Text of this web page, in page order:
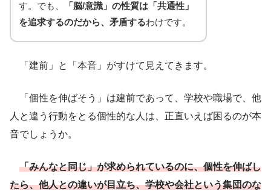
す。でも、
「脳/意識」の性質は「共通性」
を追求するのだから、矛盾するわけです。
「建前」と「本音」がすけて見えてきます。
「個性を伸ばそう」は建前であって、学校や職場で、他
人と違う行動をとる個性的な人は、正直いえば困るのが本
音でしょうか。
「みんなと同じ」が求められているのに、個性を伸ばし
たら、他人との違いが目立ち、学校や会社という集団のな